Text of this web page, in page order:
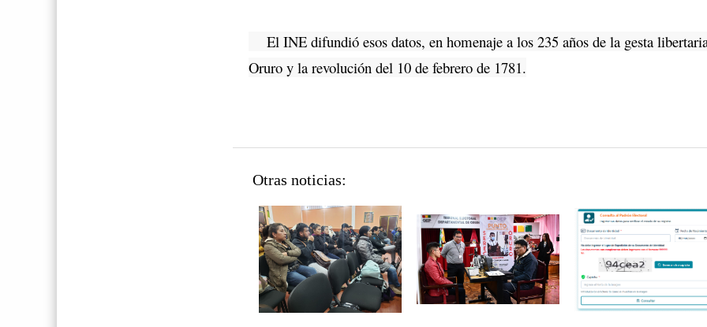
El INE difundió esos datos, en homenaje a los 235 años de la gesta
Oruro y la revolución del 10 de febrero de 1781.
Otras noticias: